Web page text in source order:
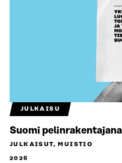
JULKAISU
Suomi
JULKAISUT, MUISTIO
2026